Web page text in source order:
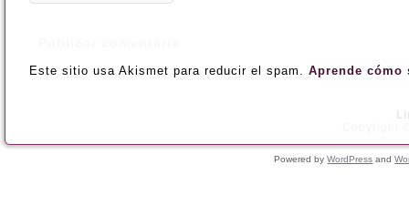
Este sitio usa Akismet para reducir el spam. Aprende cómo
Powered byWordPress and